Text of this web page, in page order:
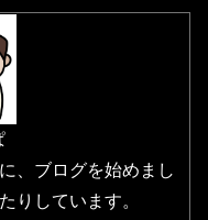
、ブログを始めまし
りしています。